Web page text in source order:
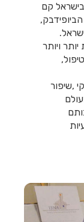
בישראל קם
ויותר
,שיפור